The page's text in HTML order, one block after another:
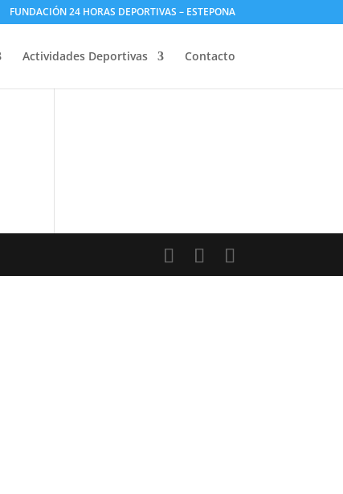
FUNDACIÓN 24 HORAS DEPORTIVAS – ESTEPONA
Actividades Deportivas Contacto